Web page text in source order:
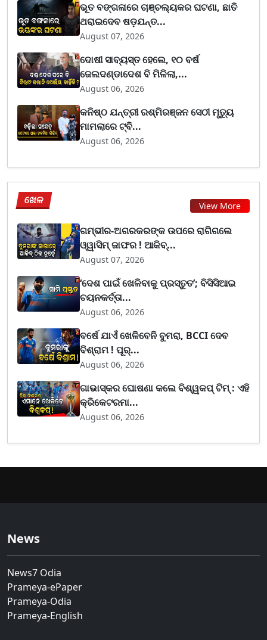
ଭୂତ ବଙ୍ଗଳାରେ ଚାଞ୍ଚଲ୍ୟକର ଘଟଣା, ଛାତି
ଥରାଇଦେବ ଷଡ଼ଯନ୍ତ...
August 07, 2026
ଦୋଷୀ ସାବ୍ୟସ୍ତ ହେଲେ, ୧୦ ବର୍ଷ
ଜେଲଦଣ୍ଡାଦେଶ ବି ମିଳିଲା,...
August 06, 2026
କନିଷ୍ଠ ଯନ୍ତ୍ରୀ ରଶ୍ମିରଞ୍ଜନ ସେଠୀ ମୃତ୍ୟୁ
ମାମଲାରେ ଟ୍ବି...
August 06, 2026
ଖେଳ View More
ଗମ୍ଭୀର-ଅଗରକରଙ୍କ ଉପରେ ରାଗିଗଲେ
ଓ୍ୱାସିମ୍ ଜାଫର ! ଆକିବ୍...
August 07, 2026
‘ଦେଶ ପାଇଁ ଖେଳିବାକୁ ପ୍ରସ୍ତୁତ’; ବିସିସିଆଇ
ଚୟନକର୍ତ୍ତା...
August 06, 2026
ବର୍ଷେ ଯାଏଁ ଖେଳିବେନି ବୁମରା, BCCI ଦେବ
ବିଶ୍ରାମ ! ପୂର୍...
August 06, 2026
ଗାଭାସ୍କର ଘୋଷଣା କଲେ ବିଶ୍ୱକପ୍ ଟିମ୍ : ଏହି
କ୍ରିକେଟରମା...
August 06, 2026
News
News7 Odia
Prameya-ePaper
Prameya-Odia
Prameya-English